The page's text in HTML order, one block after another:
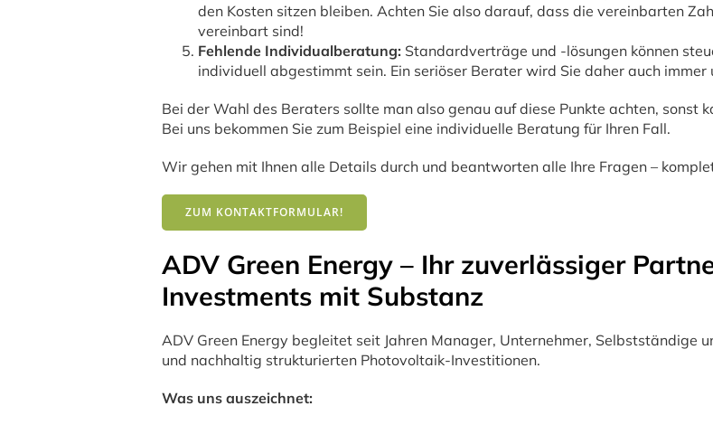
den Kosten sitzen bleiben. Achten Sie also darauf, dass die vereinbarten
vereinbart sind!
Fehlende Individualberatung: Standardverträge und -lösungen können
individuell abgestimmt sein. Ein seriöser Berater wird Sie daher auch
Bei der Wahl des Beraters sollte man also genau auf diese Punkte achten, sonst
Bei uns bekommen Sie zum Beispiel eine individuelle Beratung für Ihren Fall.
Wir gehen mit Ihnen alle Details durch und beantworten alle Ihre Fragen –
ZUM KONTAKTFORMULAR!
ADV Green Energy – Ihr zuverlässiger
Investments mit Substanz
ADV Green Energy begleitet seit Jahren Manager, Unternehmer, Selbstständige
und nachhaltig strukturierten Photovoltaik-Investitionen.
Was uns auszeichnet: